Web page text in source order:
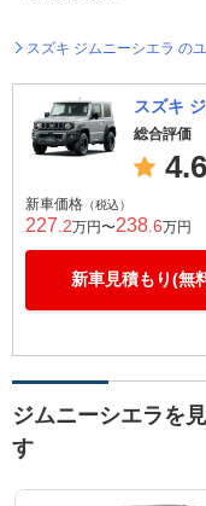
スズキ ジムニーシエラ の
スズキ
総合評価
4.6
新車価格 （税込）
227 .2万円〜238 .6万円
新車見積もり(無
ジムニーシエラを
す